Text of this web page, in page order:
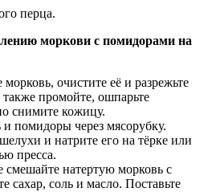
перца.
моркови с помидорами на
очистите её и разрежьте
промойте, ошпарьте
снимите кожицу.
помидоры через мясорубку.
и натрите его на тёрке или
пресса.
смешайте натертую морковь с
сахар, соль и масло. Поставьте